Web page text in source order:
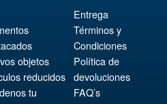
objetos
reducidos
tu
Entrega
Términos y
Condiciones
Política de
devoluciones
FAQ’s